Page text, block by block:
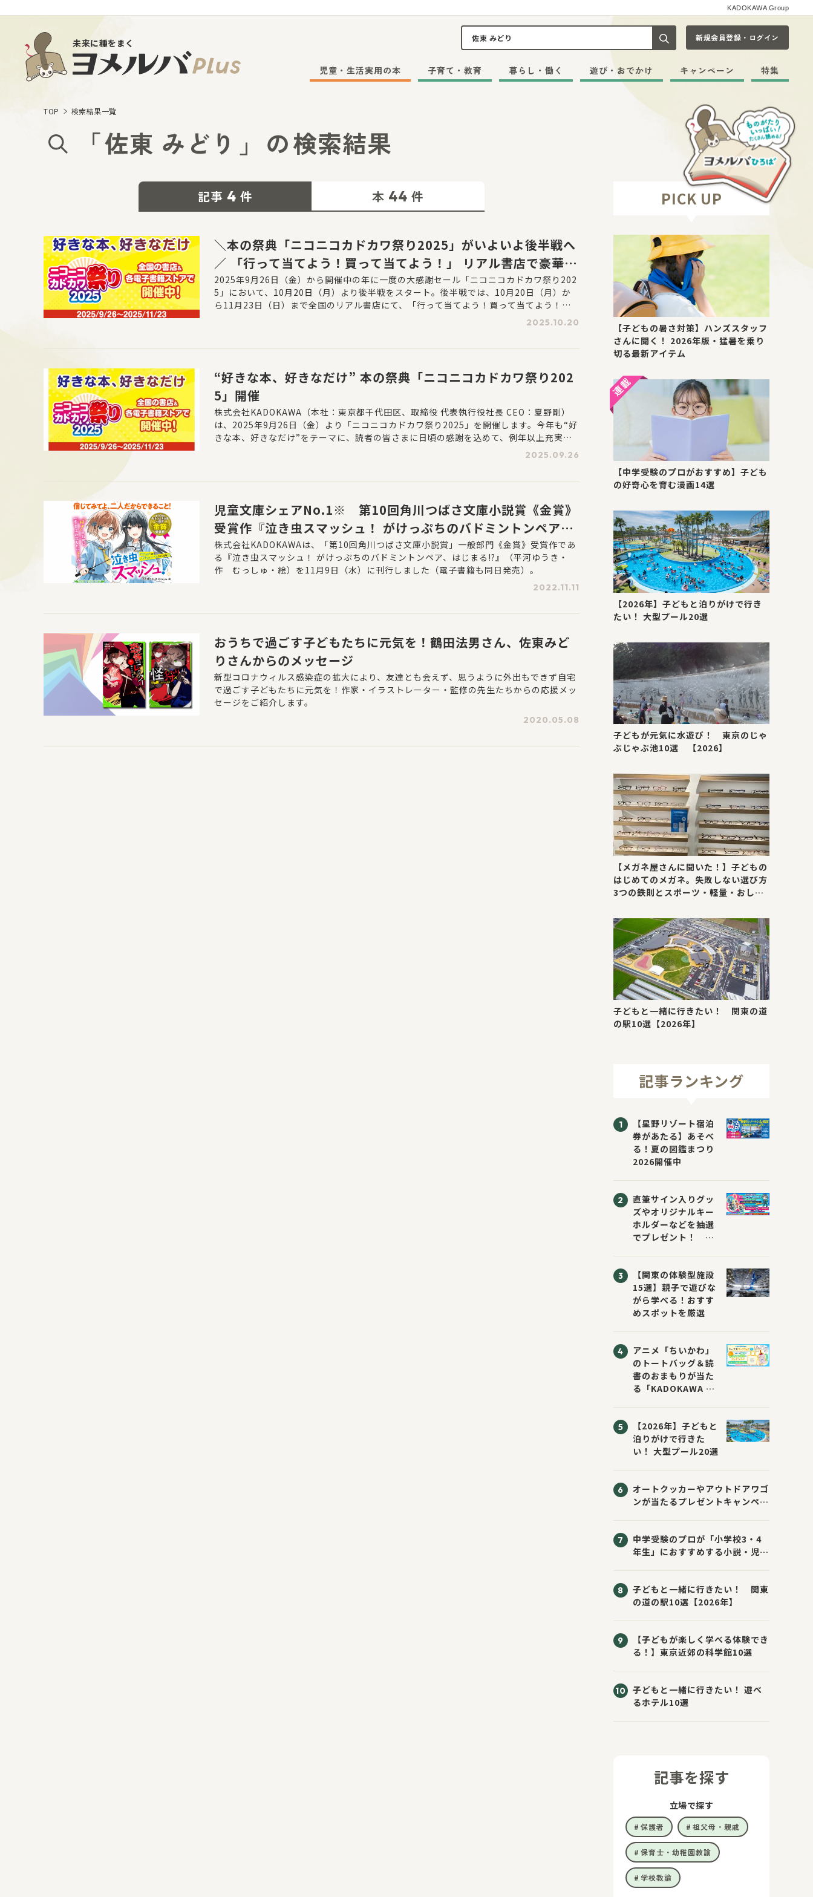
KADOKAWA Group
未来に種をまく 記事や本をキーワードから探す
新規会員登録・ログイン
児童・生活実用の本 子育て・教育 暮らし・働く 遊び・おでかけ キャンペーン 特集
TOP 検索結果一覧
「佐東 みどり 」 の検索結果
記事 4 件 本 44 件
＼本の祭典「ニコニコカドカワ祭り2025」がいよいよ後半戦へ
／ 「行って当てよう！買って当てよう！」 リアル書店で豪華プ
レゼントキャンペーン＆店頭くじ引きがスタート BOOK☆WAL
KERでの連動キャンペーンも
2025年9月26日（金）から開催中の年に一度の大感謝セール「ニコニコカドカワ祭り202
5」において、10月20日（月）より後半戦をスタート。後半戦では、10月20日（月）か
ら11月23日（日）まで全国のリアル書店にて、「行って当てよう！買って当てよう！ア
2025.10.20
“好きな本、好きなだけ” 本の祭典「ニコニコカドカワ祭り202
5」開催
株式会社KADOKAWA（本社：東京都千代田区、取締役 代表執行役社長 CEO：夏野剛）
は、2025年9月26日（金）より「ニコニコカドカワ祭り2025」を開催します。今年も“好
きな本、好きなだけ”をテーマに、読者の皆さまに日頃の感謝を込めて、例年以上充実し
たキャンペーンを2ヶ月間にわたり展開します。KADOKAWAの全書籍・雑誌を対象に、リ
2025.09.26
児童文庫シェアNo.1※ 第10回角川つばさ文庫小説賞《金賞》
受賞作『泣き虫スマッシュ！ がけっぷちのバドミントンペア、
はじまる!?』が発売
株式会社KADOKAWAは、「第10回角川つばさ文庫小説賞」一般部門《金賞》受賞作であ
る『泣き虫スマッシュ！ がけっぷちのバドミントンペア、はじまる!?』（平河ゆうき・
作 むっしゅ・絵）を11月9日（水）に刊行しました（電子書籍も同日発売）。
2022.11.11
おうちで過ごす子どもたちに元気を！鶴田法男さん、佐東みど
りさんからのメッセージ
新型コロナウィルス感染症の拡大により、友達とも会えず、思うように外出もできず自宅
で過ごす子どもたちに元気を！作家・イラストレーター・監修の先生たちからの応援メッ
セージをご紹介します。
2020.05.08
PICK UP
【子どもの暑さ対策】ハンズスタッフ
さんに聞く！ 2026年版・猛暑を乗り
切る最新アイテム
【中学受験のプロがおすすめ】子ども
の好奇心を育む漫画14選
【2026年】子どもと泊りがけで行き
たい！ 大型プール20選
子どもが元気に水遊び！ 東京のじゃ
ぶじゃぶ池10選 【2026】
【メガネ屋さんに聞いた！】子どもの
はじめてのメガネ。失敗しない選び方
3つの鉄則とスポーツ・軽量・おしゃ
子どもと一緒に行きたい！ 関東の道
の駅10選【2026年】
記事ランキング
【星野リゾート宿泊
券があたる】あそべ
る！夏の図鑑まつり
2026開催中
直筆サイン入りグッ
ズやオリジナルキー
ホルダーなどを抽選
でプレゼント！
ジブックフェア2026
～すまない先生と読
書にチャレンジ！
～」が開催！
【関東の体験型施設
15選】親子で遊びな
がら学べる！おすす
めスポットを厳選
アニメ「ちいかわ」
のトートバッグ＆読
書のおまもりが当た
る「KADOKAWA ち
催！ スマホ壁紙は
応募者全員にプレゼ
ント！
【2026年】子どもと
泊りがけで行きた
い！ 大型プール20選
オートクッカーやアウトドアワゴ
ンが当たるプレゼントキャンペー
中学受験のプロが「小学校3・4
年生」におすすめする小説・児童
子どもと一緒に行きたい！ 関東
の道の駅10選【2026年】
【子どもが楽しく学べる体験でき
る！】東京近郊の科学館10選
子どもと一緒に行きたい！ 遊べ
るホテル10選
記事を探す
立場で探す
保護者 祖父母・親戚
保育士・幼稚園教諭
学校教諭